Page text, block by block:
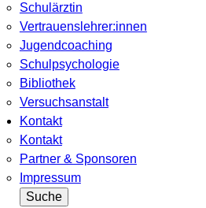
Schulärztin
Vertrauenslehrer:innen
Jugendcoaching
Schulpsychologie
Bibliothek
Versuchsanstalt
Kontakt
Kontakt
Partner & Sponsoren
Impressum
Suche